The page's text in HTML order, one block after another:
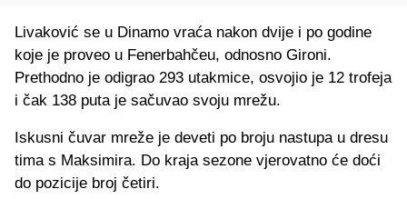
Livaković se u Dinamo vraća nakon dvije i po godine
koje je proveo u Fenerbahčeu, odnosno Gironi.
Prethodno je odigrao 293 utakmice, osvojio je 12 trofeja
i čak 138 puta je sačuvao svoju mrežu.
Iskusni čuvar mreže je deveti po broju nastupa u dresu
tima s Maksimira. Do kraja sezone vjerovatno će doći
do pozicije broj četiri.